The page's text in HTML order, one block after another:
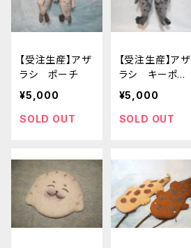
【受注生産】アザ
ラシ ポーチ
¥5,000
SOLD OUT
【受注生産】アザ
ラシ キーポー
チ
¥5,000
SOLD OUT